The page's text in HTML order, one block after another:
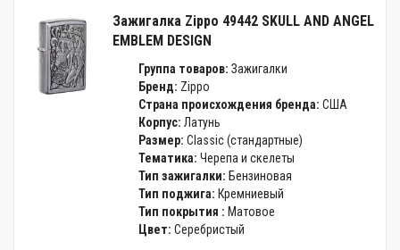
Зажигалка Zippo 49442 SKULL AND ANGEL
EMBLEM DESIGN
Группа товаров: Зажигалки
Бренд: Zippo
Страна происхождения бренда: США
Корпус: Латунь
Размер: Classic (стандартные)
Тематика: Черепа и скелеты
Тип зажигалки: Бензиновая
Тип поджига: Кремниевый
Тип покрытия : Матовое
Цвет: Серебристый